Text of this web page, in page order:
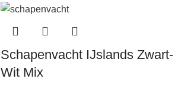
Schapenvacht IJslands Zwart-
Wit Mix